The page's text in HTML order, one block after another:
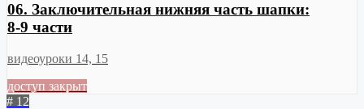
06. Заключительная нижняя часть шапки:
8-9 части
видеоуроки 14, 15
доступ закрыт
# 12